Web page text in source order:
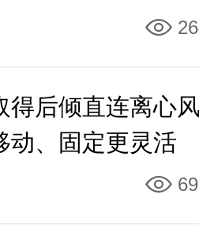
得后倾直连离心
动、固定更灵活
69